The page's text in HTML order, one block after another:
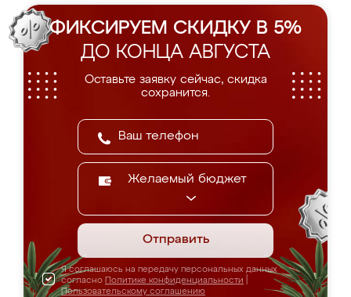
ФИКСИРУЕМ СКИДКУ В 5%
ДО КОНЦА АВГУСТА
Оставьте заявку сейчас, скидка
сохранится.
Желаемый бюджет
Отправить
Я соглашаюсь на передачу персональных данных
согласно Политике конфиденциальности
Пользовательскому соглашению